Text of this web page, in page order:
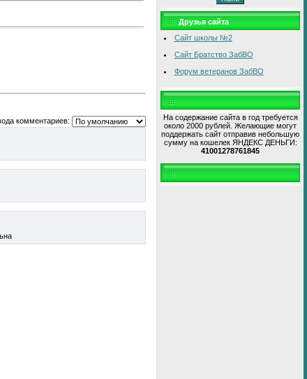
комментариев:
Друзья сайта
Сайт школы №2
Сайт Братство ЗабВО
Форум ветеранов ЗабВО
На содержание сайта в год требуется
около 2000 рублей. Желающие могут
поддержать сайт отправив небольшую
сумму на кошелек ЯНДЕКС ДЕНЬГИ:
41001278761845